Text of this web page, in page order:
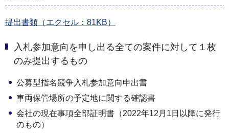
提出書類（エクセル：81KB）
入札参加意向を申し出る全ての案件に対して１枚
のみ提出するもの
公募型指名競争入札参加意向申出書
車両保管場所の予定地に関する確認書
会社の現在事項全部証明書（2022年12月1日以降に発行
のもの）